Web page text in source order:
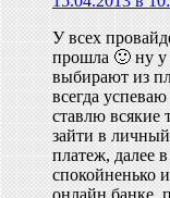
У всех
прошла 🙂 ну у
выбирают из
всегда
ставлю всякие
зайти в
платеж, далее
спокойненько